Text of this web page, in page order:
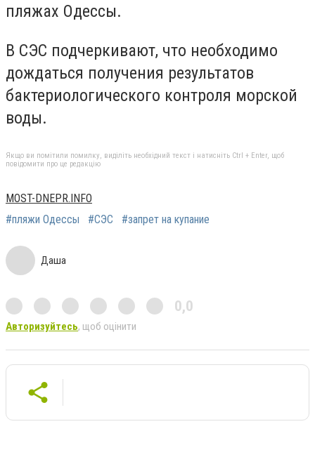
пляжах Одессы.
В СЭС подчеркивают, что необходимо
дождаться получения результатов
бактериологического контроля морской
воды.
Якщо ви помітили помилку, виділіть необхідний текст і натисніть Ctrl + Enter, щоб
повідомити про це редакцію
MOST-DNEPR.INFO
#пляжи Одессы
#СЭС #запрет на купание
Даша
0,0
Авторизуйтесь, щоб оцінити